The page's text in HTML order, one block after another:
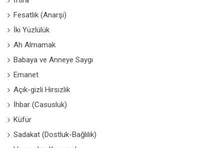
Fesatlık (Anarşi)
İki Yüzlülük
Ah Almamak
Babaya ve Anneye Saygı
Emanet
Açık-gizli Hırsızlık
İhbar (Casusluk)
Küfür
Sadakat (Dostluk-Bağlılık)